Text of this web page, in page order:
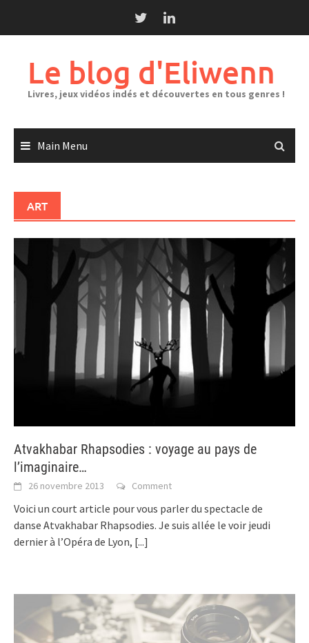
Le blog d'Eliwenn
Livres, jeux vidéos indés et découvertes en tous genres !
Main Menu
ART
Atvakhabar Rhapsodies : voyage au pays de
l’imaginaire…
26 novembre 2013 Comment
Voici un court article pour vous parler du spectacle de
danse Atvakhabar Rhapsodies. Je suis allée le voir jeudi
dernier à l’Opéra de Lyon, [...]